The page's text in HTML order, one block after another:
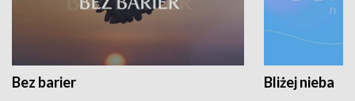
Bez barier Bliżej nieba